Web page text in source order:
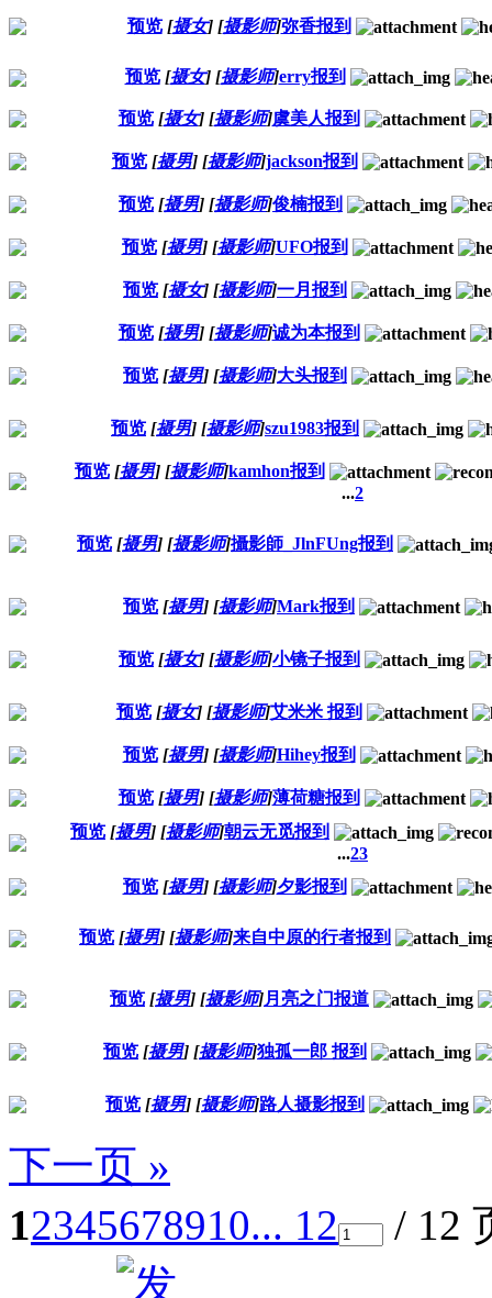
预览 [摄女] [摄影师]弥香报到
预览 [摄女] [摄影师]erry报到
预览 [摄女] [摄影师]虞美人报到
预览 [摄男] [摄影师]jackson报到
预览 [摄男] [摄影师]俊楠报到
预览 [摄男] [摄影师]UFO报到
预览 [摄女] [摄影师]一月报到
预览 [摄男] [摄影师]诚为本报到
预览 [摄男] [摄影师]大头报到
预览 [摄男] [摄影师]szu1983报到
预览 [摄男] [摄影师]kamhon报到
...2
预览 [摄男] [摄影师]攝影師_JlnFUng报到
预览 [摄男] [摄影师]Mark报到
预览 [摄女] [摄影师]小镜子报到
预览 [摄女] [摄影师]艾米米 报到
预览 [摄男] [摄影师]Hihey报到
预览 [摄男] [摄影师]薄荷糖报到
预览 [摄男] [摄影师]朝云无觅报到
...23
预览 [摄男] [摄影师]夕影报到
预览 [摄男] [摄影师]来自中原的行者报到
预览 [摄男] [摄影师]月亮之门报道
预览 [摄男] [摄影师]独孤一郎 报到
预览 [摄男] [摄影师]路人摄影报到
下一页 »
12345678910... 12 / 12